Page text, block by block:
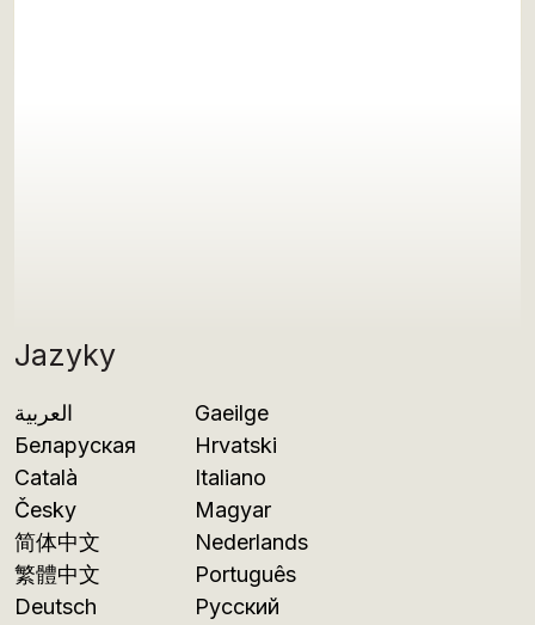
Jazyky
العربية
Беларуская
Català
Česky
简体中文
繁體中文
Deutsch
Gaeilge
Hrvatski
Italiano
Magyar
Nederlands
Português
Русский